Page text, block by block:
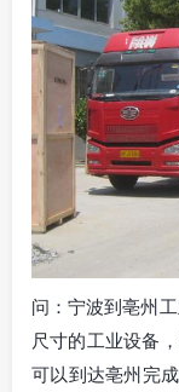
问：宁波到亳州
尺寸的工业设备
可以到达亳州完